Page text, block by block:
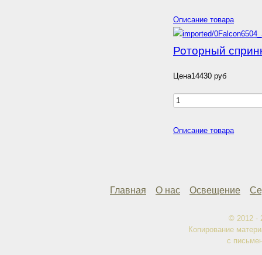
Описание товара
Роторный
Цена14430 руб
Описание товара
Главная О нас Освещение
© 2012 -
Копирование
с